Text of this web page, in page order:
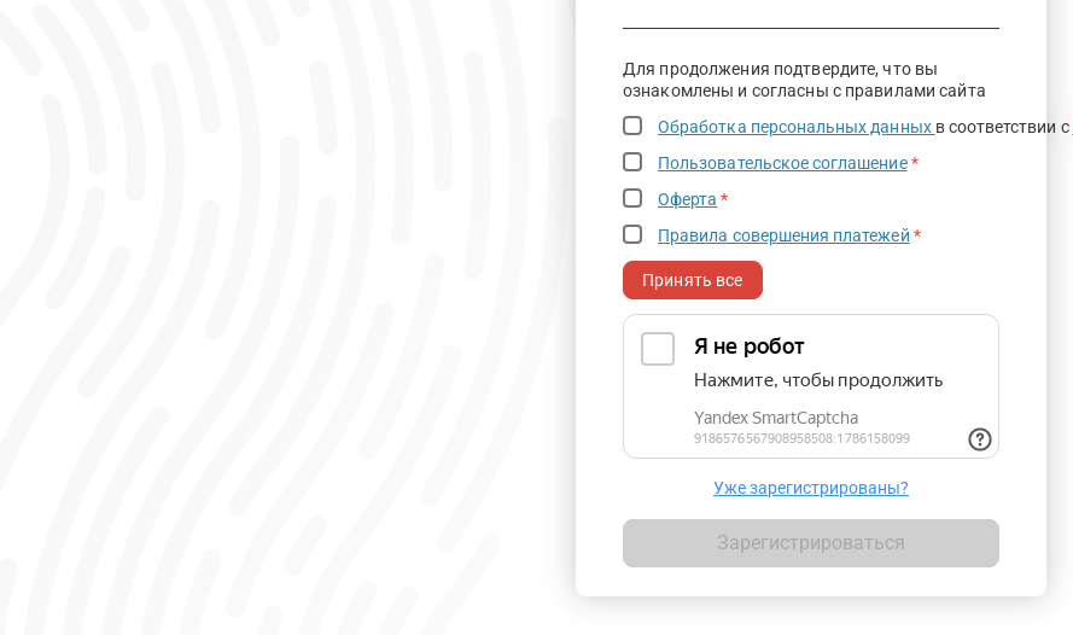
Для продолжения подтвердите, что вы
ознакомлены и согласны с правилами сайта
Обработка персональных данных в соответствии с
Пользовательское соглашение *
Оферта *
Правила совершения платежей *
Принять все
Уже зарегистрированы?
Зарегистрироваться